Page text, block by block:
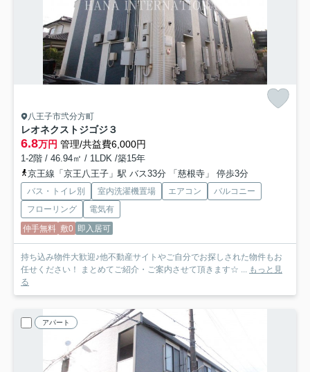
八王子市弐分方町
レオネクストジゴジ３
6.8万円 管理/共益費6,000円
1-2階 / 46.94㎡ / 1LDK /築15年
京王線「京王八王子」駅 バス33分 「慈根寺」 停歩3分
バス・トイレ別 室内洗濯機置場 エアコン
バルコニー
フローリング
電気有
仲手無料 敷0 即入居可
持ち込み物件大歓迎♪他不動産サイトやご自分でお探しされた物件もお
任せください！ まとめてご紹介・ご案内させて頂きます☆ ... もっと見
る
アパート